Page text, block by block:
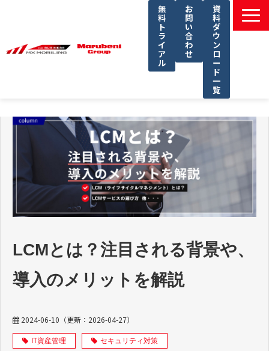
無
料
ト
ラ
イ
ア
ル
お
問
い
合
わ
せ
資
料
ダ
ウ
ン
ロ
ー
ド
一
覧
課題別ソリューション一覧
サービス一覧
導入事例
セミナー
コラム
よくあるご質問
LCMとは？注目される背景や、
導入のメリットを解説
2024-06-10 （更新： 2026-04-27）
IT資産管理 セキュリティ対策